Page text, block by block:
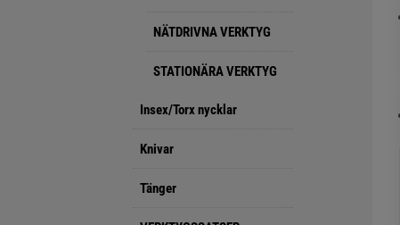
NÄTDRIVNA VERKTYG
STATIONÄRA VERKTYG
Insex/Torx nycklar
Knivar
Tänger